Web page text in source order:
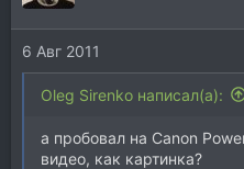
6 Авг 2011
Oleg Sirenko написал(а):
а пробовал на Canon
видео, как картинка?